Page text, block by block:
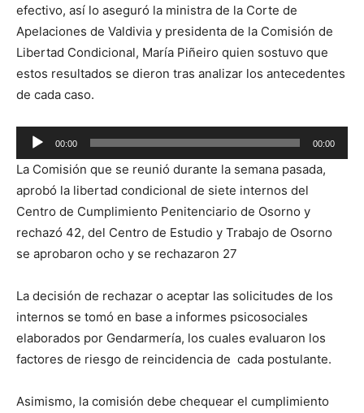
efectivo, así lo aseguró la ministra de la Corte de
Apelaciones de Valdivia y presidenta de la Comisión de
Libertad Condicional, María Piñeiro quien sostuvo que
estos resultados se dieron tras analizar los antecedentes
de cada caso.
Reproductor
de
audio
00:00 00:00
La Comisión que se reunió durante la semana pasada,
aprobó la libertad condicional de siete internos del
Centro de Cumplimiento Penitenciario de Osorno y
rechazó 42, del Centro de Estudio y Trabajo de Osorno
se aprobaron ocho y se rechazaron 27
La decisión de rechazar o aceptar las solicitudes de los
internos se tomó en base a informes psicosociales
elaborados por Gendarmería, los cuales evaluaron los
factores de riesgo de reincidencia de cada postulante.
Asimismo, la comisión debe chequear el cumplimiento